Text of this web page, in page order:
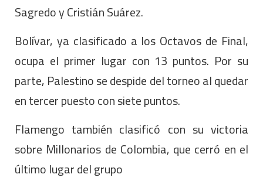
Sagredo y Cristián Suárez.
Bolívar, ya clasificado a los Octavos de Final,
ocupa el primer lugar con 13 puntos. Por su
parte, Palestino se despide del torneo al quedar
en tercer puesto con siete puntos.
Flamengo también clasificó con su victoria
sobre Millonarios de Colombia, que cerró en el
último lugar del grupo